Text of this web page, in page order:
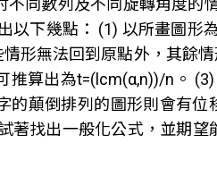
同數列及不同旋轉角度的
以下幾點： (1) 以所畫圖形
形無法回到原點外，其餘
推算出為t=(lcm(α,n))/n。
的顛倒排列的圖形則會有
著找出一般化公式，並期